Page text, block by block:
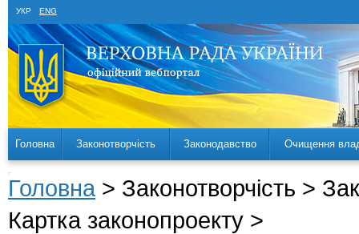
УКР ENG
Головна Законотворчість Законодавство Очищення
Головна > Законотворчість >
Картка законопроекту >